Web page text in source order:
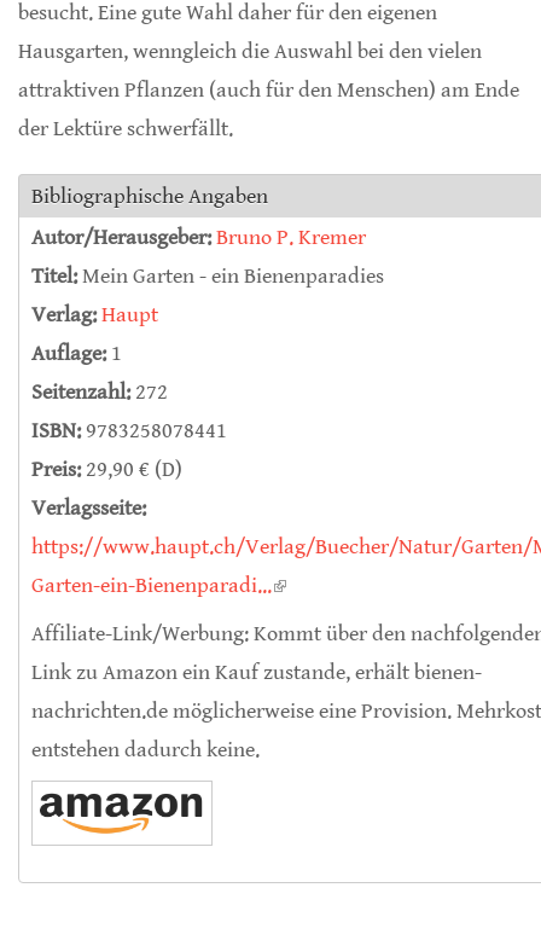
besucht. Eine gute Wahl daher für den eigenen
Hausgarten, wenngleich die Auswahl bei den vielen
attraktiven Pflanzen (auch für den Menschen) am Ende
der Lektüre schwerfällt.
Bibliographische Angaben
Autor/Herausgeber:Bruno P. Kremer
Titel:Mein Garten - ein Bienenparadies
Verlag:Haupt
Auflage:1
Seitenzahl:272
ISBN:9783258078441
Preis:29,90 € (D)
Verlagsseite:
https://www.haupt.ch/Verlag/Buecher/Natur/Garten/
Garten-ein-Bienenparadi...(link is external)
Affiliate-Link/Werbung: Kommt über den
Link zu Amazon ein Kauf zustande, erhält bienen-
nachrichten.de möglicherweise eine Provision.
entstehen dadurch keine.